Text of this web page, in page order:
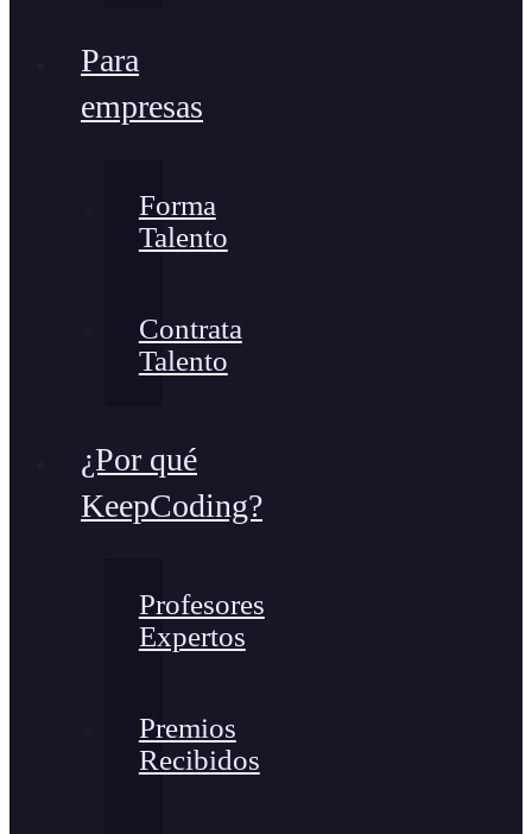
Para
empresas
Forma
Talento
Contrata
Talento
¿Por qué
KeepCoding?
Profesores
Expertos
Premios
Recibidos